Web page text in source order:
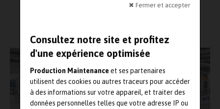
✖ Fermer et accepter
Consultez notre site et profitez
d'une expérience optimisée
Production Maintenanceet ses partenaires
utilisent des cookies ou autres traceurs pour accéder
à des informations sur votre appareil, et traiter des
données personnelles telles que votre adresse IP ou
Lecture : 6 minutes